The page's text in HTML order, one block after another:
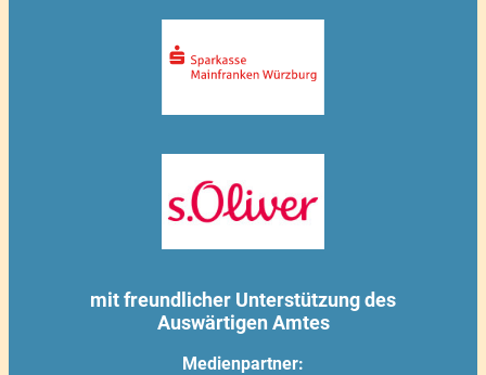
mit freundlicher Unterstützung des
Auswärtigen Amtes
Medienpartner: